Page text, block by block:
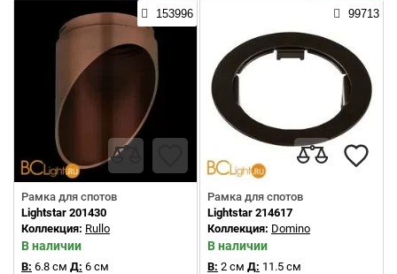
153996
Рамка для спотов
Lightstar 201430
Коллекция: Rullo
В наличии
В: 6.8 см Д: 6 см
99713
Рамка для спотов
Lightstar 214617
Коллекция: Domino
В наличии
В: 2 см Д: 11.5 см